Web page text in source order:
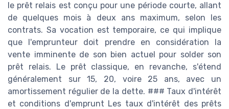
le prêt relais est conçu pour une période courte, allant
de quelques mois à deux ans maximum, selon les
contrats. Sa vocation est temporaire, ce qui implique
que l'emprunteur doit prendre en considération la
vente imminente de son bien actuel pour solder son
prêt relais. Le prêt classique, en revanche, s'étend
généralement sur 15, 20, voire 25 ans, avec un
amortissement régulier de la dette. ### Taux d'intérêt
et conditions d'emprunt Les taux d'intérêt des prêts